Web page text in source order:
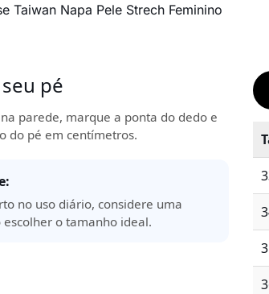
Taiwan Napa Pele Strech Feminino
pé
parede, marque a ponta do dedo e
do pé em centímetros.
no uso diário, considere uma
o tamanho ideal.